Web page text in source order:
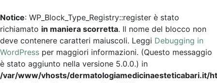
Notice: WP_Block_Type_Registry::register è stato
richiamato in maniera scorretta. Il nome del blocco non
deve contenere caratteri maiuscoli. Leggi Debugging in
WordPress per maggiori informazioni. (Questo messaggio
è stato aggiunto nella versione 5.0.0.) in
/var/www/vhosts/dermatologiamedicinaesteticabari.it/